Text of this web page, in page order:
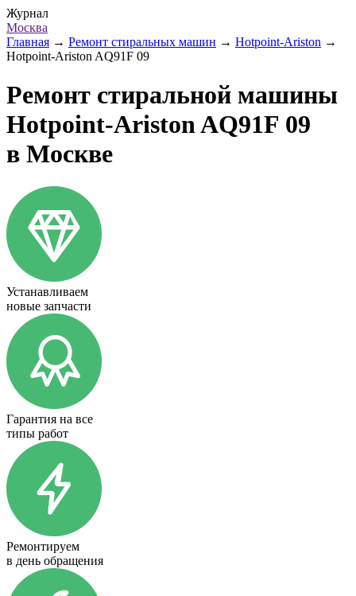
Журнал
Москва
Главная → Ремонт стиральных машин → Hotpoint-Ariston →
Hotpoint-Ariston AQ91F 09
Ремонт стиральной машины
Hotpoint-Ariston AQ91F 09
в Москве
Устанавливаем
новые запчасти
Гарантия на все
типы работ
Ремонтируем
в день обращения